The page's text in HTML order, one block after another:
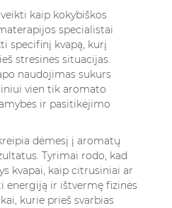
kaip kokybiškos
specialistai
specifinį kvapą, kurį
stresines situacijas.
naudojimas sukurs
vien tik aromato
ir pasitikėjimo
dėmesį į aromatų
Tyrimai rodo, kad
kvapai, kaip citrusiniai ar
energiją ir ištvermę fizinės
kurie prieš svarbias